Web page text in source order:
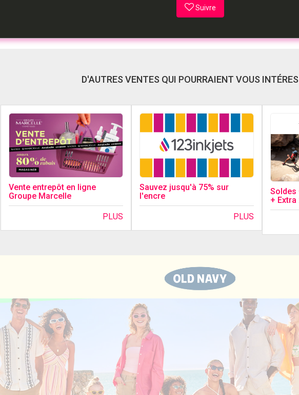
Suivre
D'AUTRES VENTES QUI POURRAIENT VOUS
Vente entrepôt en ligne
Groupe Marcelle
PLUS
Sauvez jusqu'à 75% sur
l'encre
PLUS
Soldes
+ Extra